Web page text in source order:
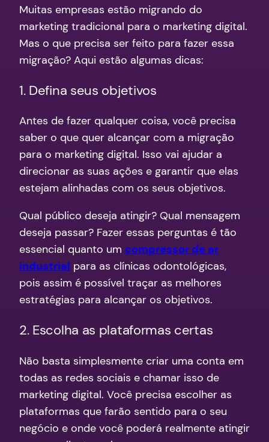
Muitas empresas estão migrando do
marketing tradicional para o marketing digital.
Mas o que precisa ser feito para fazer essa
migração? Aqui estão algumas dicas:
1. Defina seus objetivos
Antes de fazer qualquer coisa, você precisa
saber o que quer alcançar com a migração
para o marketing digital. Isso vai ajudar a
direcionar as suas ações e garantir que elas
estejam alinhadas com os seus objetivos.
Qual público deseja atingir? Qual mensagem
deseja passar? Fazer essas perguntas é tão
essencial quanto um compressor de ar
industrial para as clínicas odontológicas,
pois assim é possível traçar as melhores
estratégias para alcançar os objetivos.
2. Escolha as plataformas certas
Não basta simplesmente criar uma conta em
todas as redes sociais e chamar isso de
marketing digital. Você precisa escolher as
plataformas que farão sentido para o seu
negócio e onde você poderá realmente atingir